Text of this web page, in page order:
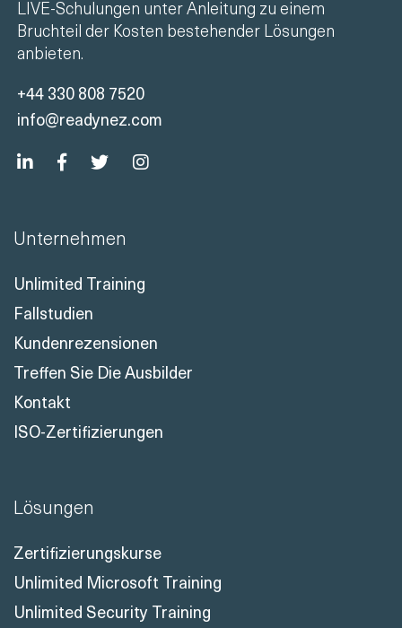
LIVE-Schulungen unter Anleitung zu einem
Bruchteil der Kosten bestehender Lösungen
anbieten.
+44 330 808 7520
info@readynez.com
Unternehmen
Unlimited Training
Fallstudien
Kundenrezensionen
Treffen Sie Die Ausbilder
Kontakt
ISO-Zertifizierungen
Lösungen
Zertifizierungskurse
Unlimited Microsoft Training
Unlimited Security Training